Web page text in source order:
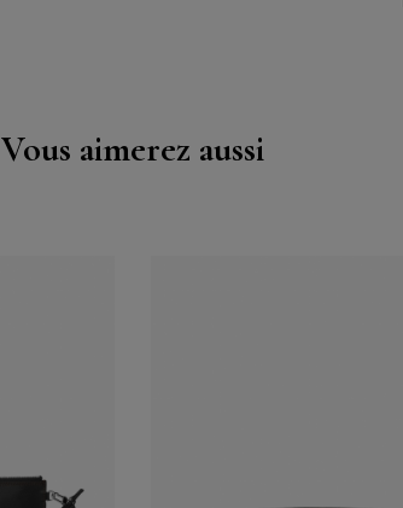
Vous aimerez aussi